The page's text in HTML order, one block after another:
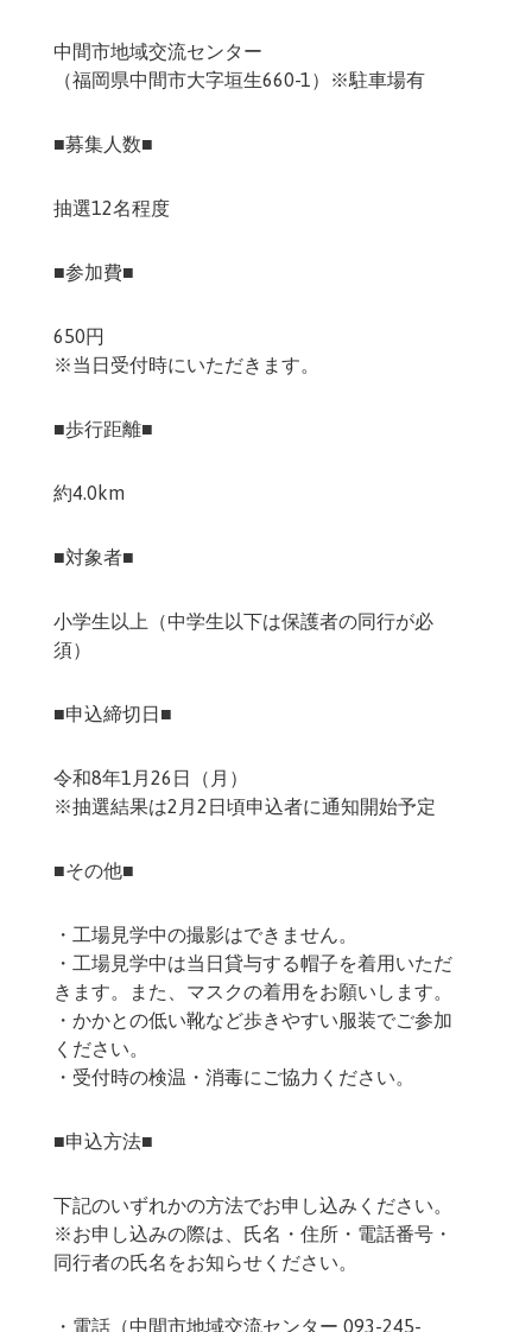
中間市地域交流センター
（福岡県中間市大字垣生660-1）※駐車場有
■募集人数■
抽選12名程度
■参加費■
650円
※当日受付時にいただきます。
■歩行距離■
約4.0km
■対象者■
小学生以上（中学生以下は保護者の同行が必
須）
■申込締切日■
令和8年1月26日（月）
※抽選結果は2月2日頃申込者に通知開始予定
■その他■
・工場見学中の撮影はできません。
・工場見学中は当日貸与する帽子を着用いただ
きます。また、マスクの着用をお願いします。
・かかとの低い靴など歩きやすい服装でご参加
ください。
・受付時の検温・消毒にご協力ください。
■申込方法■
下記のいずれかの方法でお申し込みください。
※お申し込みの際は、氏名・住所・電話番号・
同行者の氏名をお知らせください。
・電話（中間市地域交流センター 093-245-